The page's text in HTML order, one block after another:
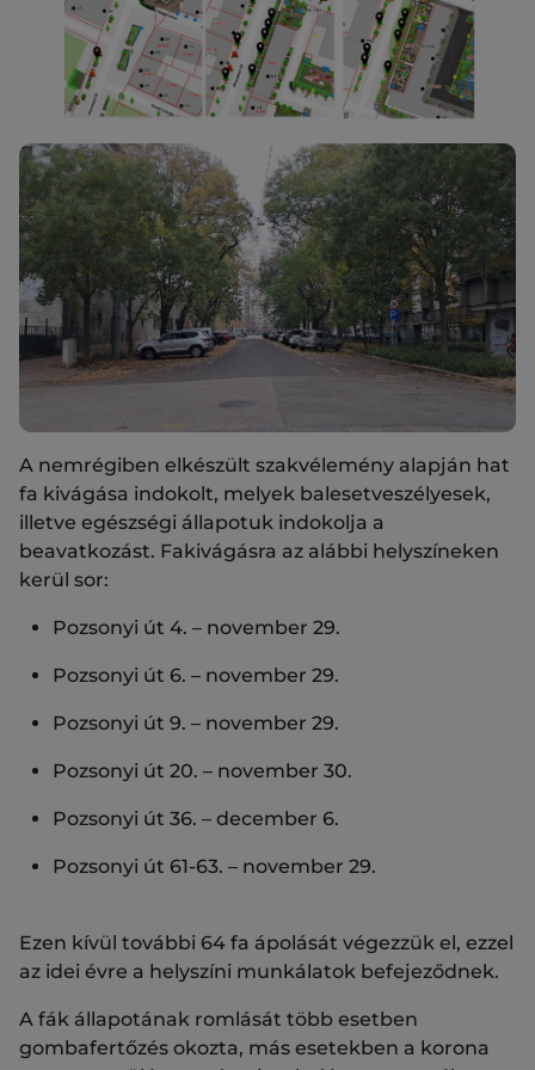
A nemrégiben elkészült szakvélemény alapján hat
fa kivágása indokolt, melyek balesetveszélyesek,
illetve egészségi állapotuk indokolja a
beavatkozást. Fakivágásra az alábbi helyszíneken
kerül sor:
Pozsonyi út 4. – november 29.
Pozsonyi út 6. – november 29.
Pozsonyi út 9. – november 29.
Pozsonyi út 20. – november 30.
Pozsonyi út 36. – december 6.
Pozsonyi út 61-63. – november 29.
Ezen kívül további 64 fa ápolását végezzük el, ezzel
az idei évre a helyszíni munkálatok befejeződnek.
A fák állapotának romlását több esetben
gombafertőzés okozta, más esetekben a korona